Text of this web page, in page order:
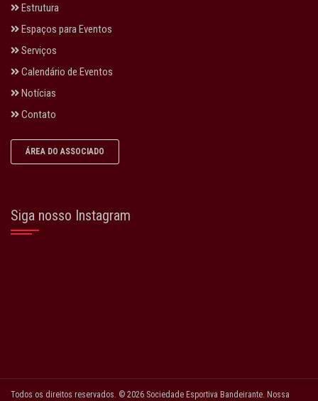
Estrutura
Espaços para Eventos
Serviços
Calendário de Eventos
Notícias
Contato
ÁREA DO ASSOCIADO
Siga nosso Instagram
Todos os direitos reservados. © 2026 Sociedade Esportiva Bandeirante. Nossa